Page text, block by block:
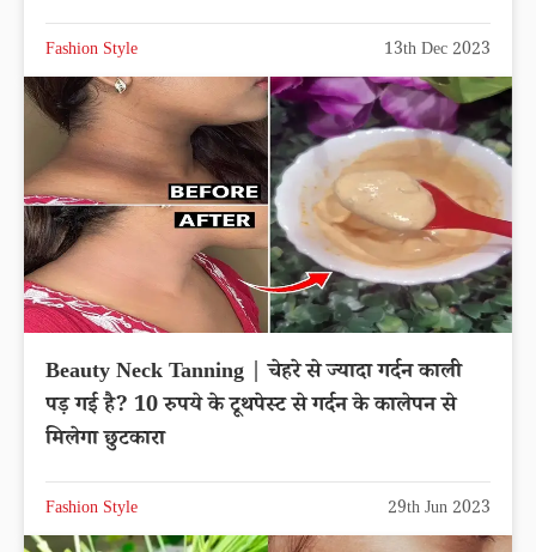
Fashion Style 13th Dec 2023
Beauty Neck Tanning | चेहरे से ज्यादा गर्दन काली
पड़ गई है? 10 रुपये के टूथपेस्ट से गर्दन के कालेपन से
मिलेगा छुटकारा
Fashion Style 29th Jun 2023